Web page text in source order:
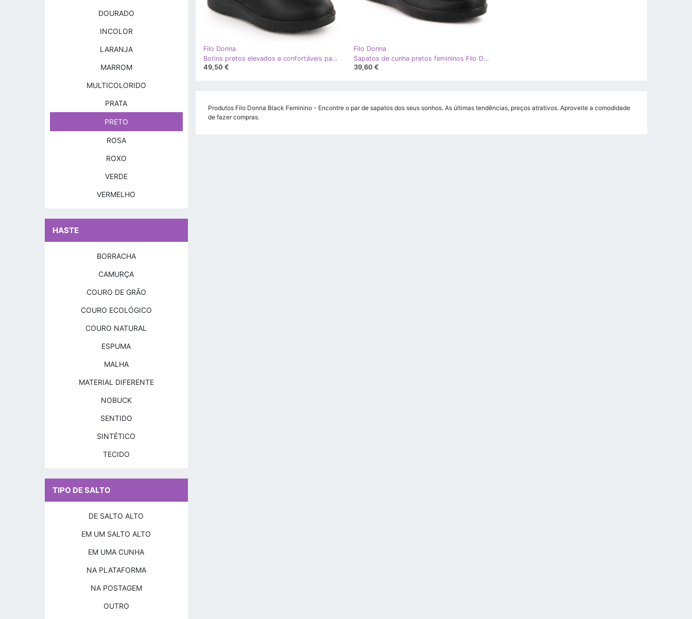
Filo Donna
Botins pretos elevados e confortáveis ​​para mulher Filo Donna Z24-37
49,50 €
Filo Donna
Sapatos de cunha pretos femininos Filo Donna J24-392
39,60 €
Produtos Filo Donna Black Feminino - Encontre o par de sapatos dos seus sonhos. As últimas tendências, preços atrativos. Aproveite a comodidade
de fazer compras.
DOURADO
INCOLOR
LARANJA
MARROM
MULTICOLORIDO
PRATA
PRETO
ROSA
ROXO
VERDE
VERMELHO
HASTE
BORRACHA
CAMURÇA
COURO DE GRÃO
COURO ECOLÓGICO
COURO NATURAL
ESPUMA
MALHA
MATERIAL DIFERENTE
NOBUCK
SENTIDO
SINTÉTICO
TECIDO
TIPO DE SALTO
DE SALTO ALTO
EM UM SALTO ALTO
EM UMA CUNHA
NA PLATAFORMA
NA POSTAGEM
OUTRO